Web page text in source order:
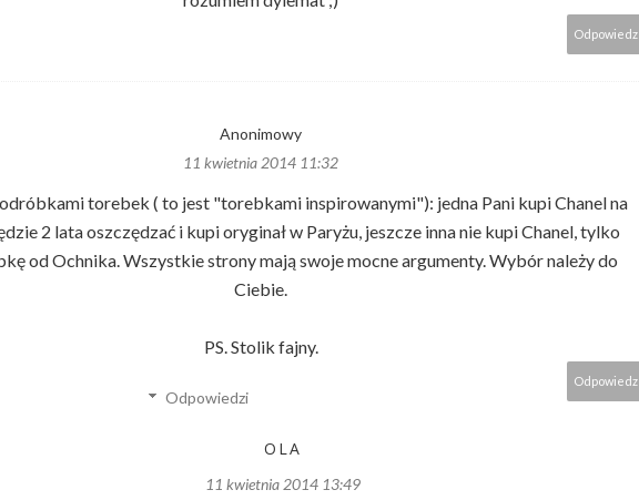
Odpowiedz
Anonimowy
11 kwietnia 2014 11:32
torebek ( to jest "torebkami inspirowanymi"): jedna Pani kupi Chanel na
2 lata oszczędzać i kupi oryginał w Paryżu, jeszcze inna nie kupi Chanel, tylko
od Ochnika. Wszystkie strony mają swoje mocne argumenty. Wybór należy do
Ciebie.
PS. Stolik fajny.
Odpowiedz
Odpowiedzi
OLA
11 kwietnia 2014 13:49